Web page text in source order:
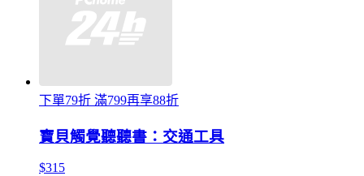
下單79折 滿799再享88折
寶貝觸覺聽聽書：交通工具
$315